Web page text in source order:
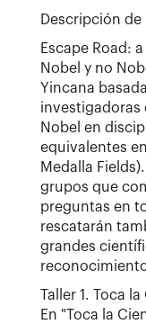
Descripción
Escape Road:
Nobel y no
Yincana
investigadoras
Nobel en
equivalentes
Medalla
grupos que
preguntas en
rescatarán
grandes
Taller 1. Toca
En "Toca la